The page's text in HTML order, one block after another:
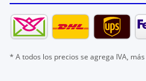
* A todos los precios se agrega IVA, más